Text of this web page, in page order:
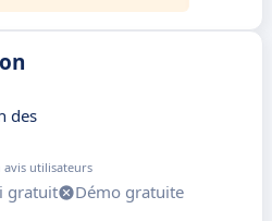
des
avis utilisateurs
gratuit
Démo gratuite